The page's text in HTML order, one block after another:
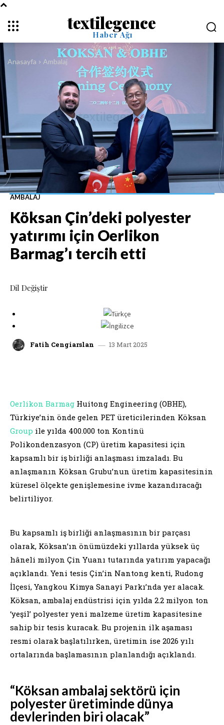
textilegence
Haber Ağı
Anasayfa Ambalaj
AMBALAJ
Köksan Çin’deki polyester
yatırımı için Oerlikon
Barmag’ı tercih etti
Dil Değiştir
Fatih Cengiarslan 13 Mart 2025
Oerlikon Barmag Huitong Engineering (OBHE),
Türkiye’nin önde gelen PET üreticilerinden Köksan
Group ile yılda 400.000 ton Kontinü
Polikondenzasyon (CP) üretim kapasitesi için
kapsamlı bir iş birliği anlaşması imzaladı. Bu
anlaşmanın Köksan Grubu’nun üretim kapasitesinin
küresel ölçekte genişlemesine ivme kazandıracağı
belirtiliyor.
Bu kapsamlı iş birliği anlaşmasının bir parçası
olarak, Köksan’ın önümüzdeki yıllarda yüksek üç
hâneli milyon Çin Yuanı tutarında yatırım yapacağı
açıklandı. Yeni tesis Çin’in Nantong kenti, Rudong
İlçesi, Yangkou Kimya Sanayi Parkı’nda yer alacak.
Köksan, ambalaj endüstrisi için yılda 2.2 milyon ton
‘yeşil’ polyester yeni malzeme üretim kapasitesine
sahip bir tesis kuracak. Bu projenin ilk aşaması
resmi olarak başlatılırken, üretimin ise 2026 yılı
ortalarında başlamasının planlandığı açıklandı.
“Köksan ambalaj sektörü için
polyester üretiminde dünya
devlerinden biri olacak”